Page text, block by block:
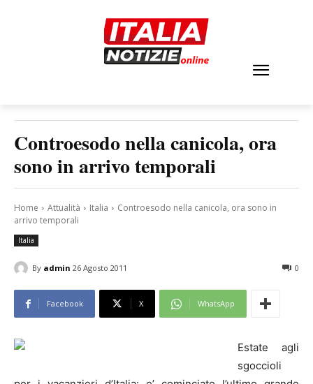
Controesodo nella canicola, ora
sono in arrivo temporali
Home Attualità Italia
Controesodo nella canicola, ora sono in
arrivo temporali
Italia
By admin 26 Agosto 2011 0
Facebook X WhatsApp
Estate agli
sgoccioli